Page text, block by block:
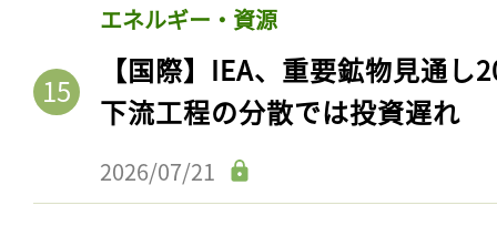
エネルギー・資源
【国際】IEA、重要鉱物見通
下流工程の分散では投資遅れ
2026/07/21